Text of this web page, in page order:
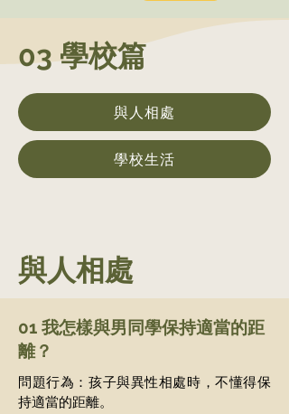
03 學校篇
與人相處
學校生活
與人相處
01 我怎樣與男同學保持適當的距
離？
問題行為：孩子與異性相處時，不懂得保
持適當的距離。